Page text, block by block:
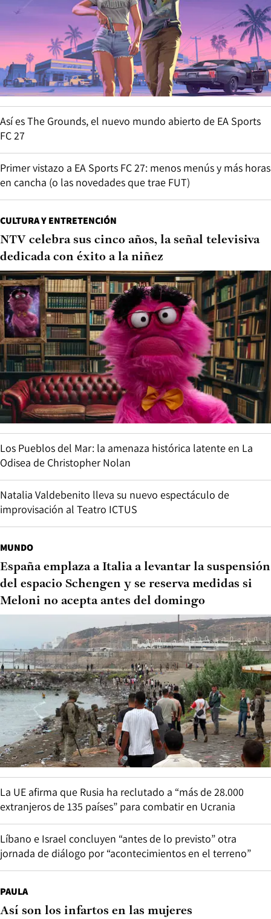
Así es The Grounds, el nuevo mundo abierto de EA Sports
FC 27
Primer vistazo a EA Sports FC 27: menos menús y más horas
en cancha (o las novedades que trae FUT)
CULTURA Y ENTRETENCIÓN
NTV celebra sus cinco años, la señal televisiva
dedicada con éxito a la niñez
Los Pueblos del Mar: la amenaza histórica latente en La
Odisea de Christopher Nolan
Natalia Valdebenito lleva su nuevo espectáculo de
improvisación al Teatro ICTUS
MUNDO
España emplaza a Italia a levantar la suspensión
del espacio Schengen y se reserva medidas si
Meloni no acepta antes del domingo
La UE afirma que Rusia ha reclutado a “más de 28.000
extranjeros de 135 países” para combatir en Ucrania
Líbano e Israel concluyen “antes de lo previsto” otra
jornada de diálogo por “acontecimientos en el terreno”
PAULA
Así son los infartos en las mujeres